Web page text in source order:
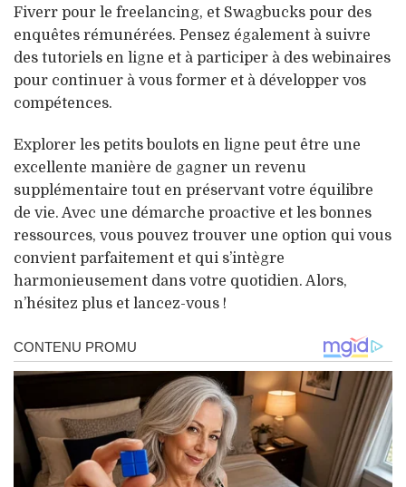
Fiverr pour le freelancing, et Swagbucks pour des
enquêtes rémunérées. Pensez également à suivre
des tutoriels en ligne et à participer à des webinaires
pour continuer à vous former et à développer vos
compétences.
Explorer les petits boulots en ligne peut être une
excellente manière de gagner un revenu
supplémentaire tout en préservant votre équilibre
de vie. Avec une démarche proactive et les bonnes
ressources, vous pouvez trouver une option qui vous
convient parfaitement et qui s’intègre
harmonieusement dans votre quotidien. Alors,
n’hésitez plus et lancez-vous !